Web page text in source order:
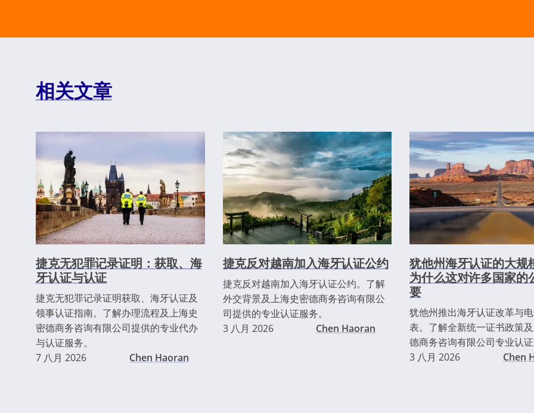
相关文章
捷克无犯罪记录证明：获取、海
牙认证与认证
捷克无犯罪记录证明获取、海牙认证及
领事认证指南。了解办理流程及上海史
密德商务咨询有限公司提供的专业代办
与认证服务。
7 八月 2026
Chen Haoran
捷克反对越南加入海牙认证公约
捷克反对越南加入海牙认证公约。了解
外交背景及上海史密德商务咨询有限公
司提供的专业认证服务。
3 八月 2026
Chen Haoran
犹他州海牙认证的大规
为什么这对许多国家的
要
犹他州推出海牙认证改革与
表。了解全新统一证书政策
德商务咨询有限公司专业认
3 八月 2026
Chen